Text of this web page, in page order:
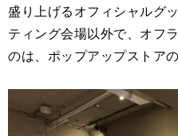
盛り上げるオフィシャルグ
ティング会場以外で、オフ
のは、ポップアップストアの